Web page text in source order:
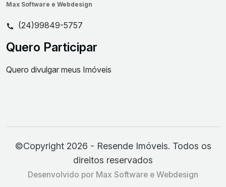
Max Software e Webdesign
(24)99849-5757
Quero Participar
Quero divulgar meus Imóveis
©Copyright 2026 - Resende Imóveis. Todos os
direitos reservados
Desenvolvido por Max Software e Webdesign